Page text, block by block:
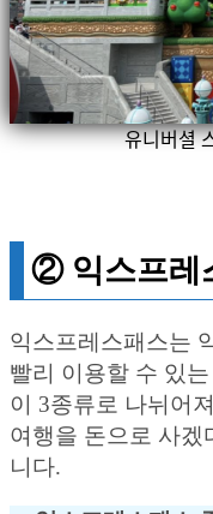
② 익스프레
익스프레스패스는
빨리 이용할 수 있
이 3종류로 나뉘어
여행을 돈으로 사겠
니다.